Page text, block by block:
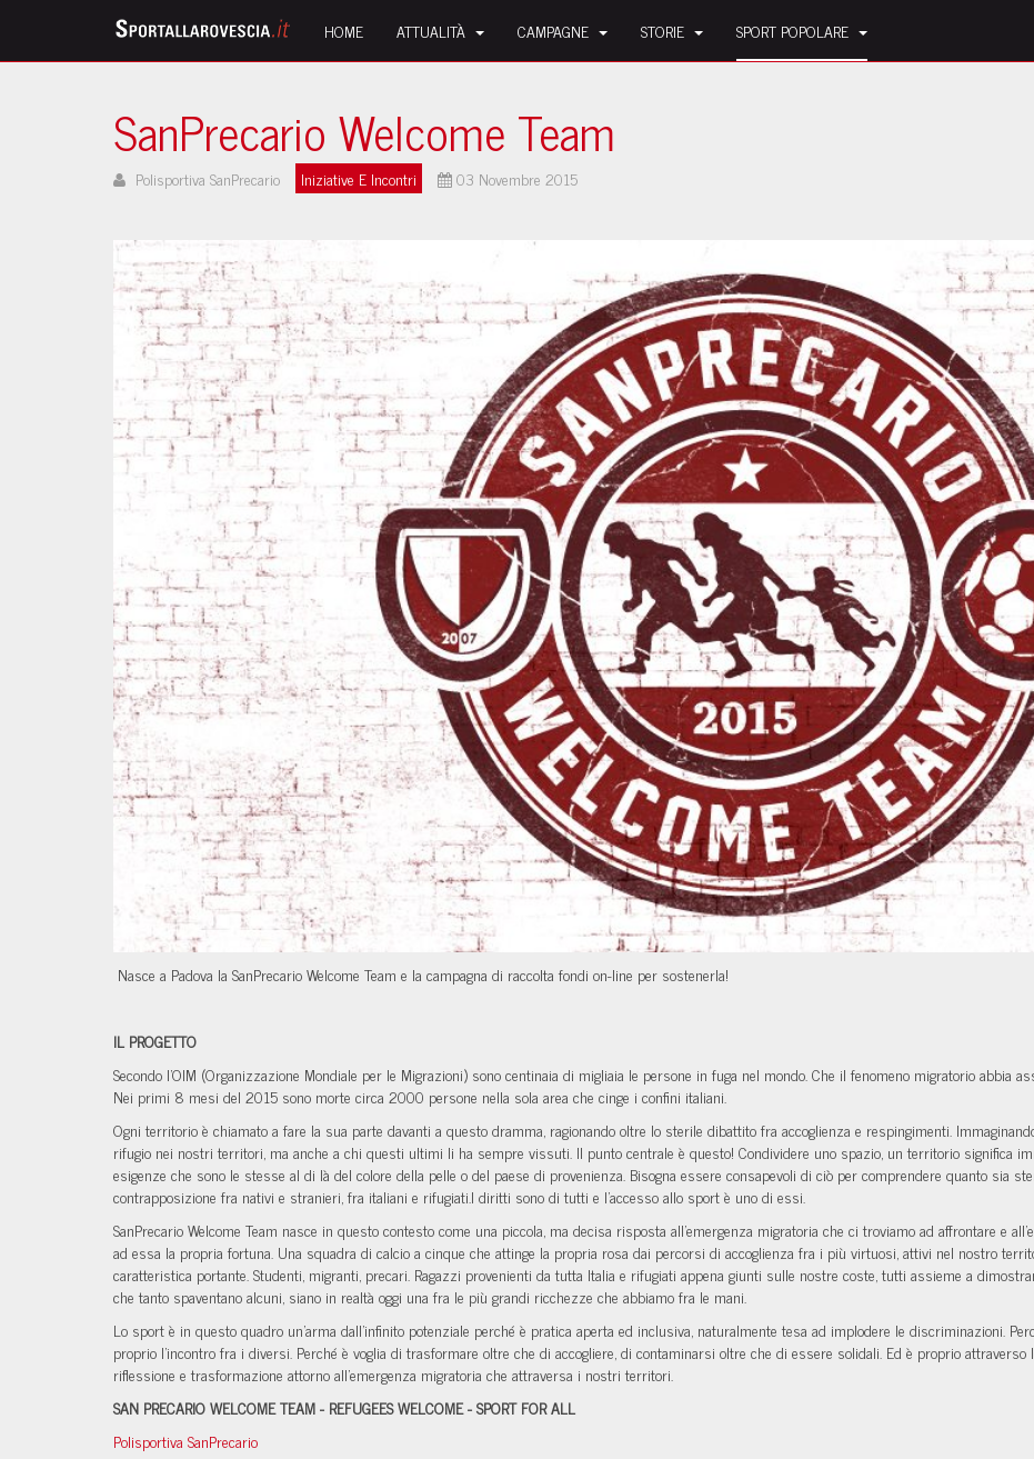
HOME ATTUALITÀ CAMPAGNE STORIE SPORT POPOLARE
SanPrecario Welcome Team
Polisportiva SanPrecario Iniziative E Incontri 03 Novembre 2015
Nasce a Padova la SanPrecario Welcome Team e la campagna di raccolta fondi on-line per sostenerla!
IL PROGETTO
Secondo l'OIM (Organizzazione Mondiale per le Migrazioni) sono centinaia di migliaia le persone in fuga nel mondo. Che il fenomeno migratorio abbia
Nei primi 8 mesi del 2015 sono morte circa 2000 persone nella sola area che cinge i confini italiani.
Ogni territorio è chiamato a fare la sua parte davanti a questo dramma, ragionando oltre lo sterile dibattito fra accoglienza e respingimenti.
rifugio nei nostri territori, ma anche a chi questi ultimi li ha sempre vissuti. Il punto centrale è questo! Condividere uno spazio, un territorio significa
esigenze che sono le stesse al di là del colore della pelle o del paese di provenienza. Bisogna essere consapevoli di ciò per comprendere quanto sia
contrapposizione fra nativi e stranieri, fra italiani e rifugiati.I diritti sono di tutti e l'accesso allo sport è uno di essi.
SanPrecario Welcome Team nasce in questo contesto come una piccola, ma decisa risposta all'emergenza migratoria che ci troviamo ad affrontare e
ad essa la propria fortuna. Una squadra di calcio a cinque che attinge la propria rosa dai percorsi di accoglienza fra i più virtuosi, attivi nel nostro
caratteristica portante. Studenti, migranti, precari. Ragazzi provenienti da tutta Italia e rifugiati appena giunti sulle nostre coste, tutti assieme a
che tanto spaventano alcuni, siano in realtà oggi una fra le più grandi ricchezze che abbiamo fra le mani.
Lo sport è in questo quadro un'arma dall'infinito potenziale perché è pratica aperta ed inclusiva, naturalmente tesa ad implodere le discriminazioni.
proprio l'incontro fra i diversi. Perché è voglia di trasformare oltre che di accogliere, di contaminarsi oltre che di essere solidali. Ed è proprio
riflessione e trasformazione attorno all'emergenza migratoria che attraversa i nostri territori.
SAN PRECARIO WELCOME TEAM - REFUGEES WELCOME - SPORT FOR ALL
Polisportiva SanPrecario